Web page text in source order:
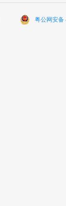
粤公网安备